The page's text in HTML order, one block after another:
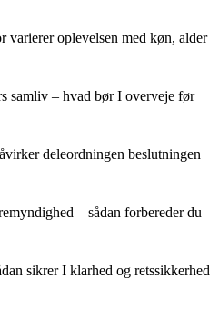
oplevelsen med køn, alder
samliv – hvad bør I overveje før
deleordningen beslutningen
– sådan forbereder du
sikrer I klarhed og retssikkerhed